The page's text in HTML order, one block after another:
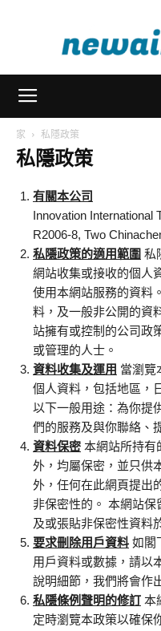
家 私隱政策
私隱政策
有關本公司
Innovation International
R2006-8, Two
私隱政策的適用範圍 私
網站收集或接收的個人
使用本網站服務的資料
料，及一般非公開的資
站擁有或控制的公司政
或管理的人士。
資料收集及運用 當瀏覽
個人資料，包括地區，
以下一般用途：為你提
們的服務及與你聯絡、
資料保密 本網站所持有
外，均屬保密，並只供
外，任何在此網頁提出
非保密性的。 本網站
及或張貼非保密性資料
要求刪除用戶資料 如閣
用戶資料或數據，請以
說明細節，我們將會作
私隱條例聲明的修訂 本
定時瀏覽本政策以確保